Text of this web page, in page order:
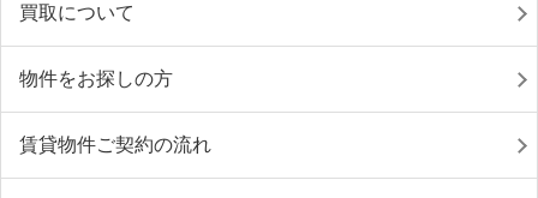
買取について
物件をお探しの方
賃貸物件ご契約の流れ